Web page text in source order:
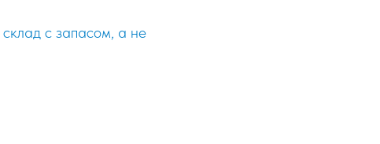
с запасом, а не